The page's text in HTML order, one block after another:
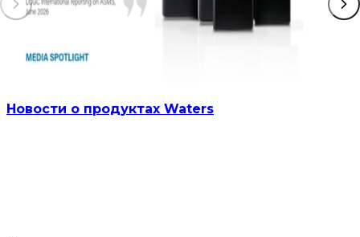
Новости о продуктах Waters